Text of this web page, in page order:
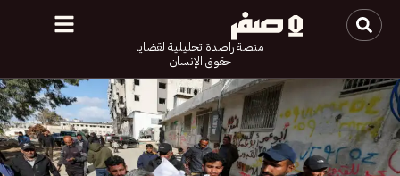
منصة راصدة تحليلية لقضايا
حقوق الإنسان